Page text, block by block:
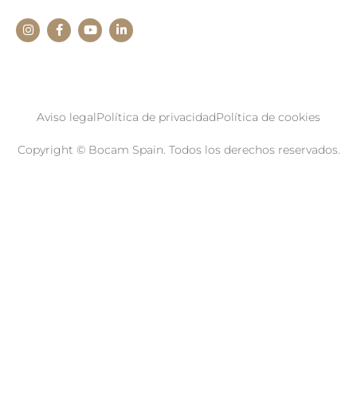
Aviso legalPolítica de privacidadPolítica de cookies
Copyright © Bocam Spain. Todos los derechos reservados.